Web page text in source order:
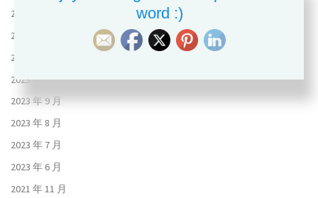
2024 年 7 月
2024 年 6 月
2023 年 11 月
2023 年 10 月
2023 年 9 月
2023 年 8 月
2023 年 7 月
2023 年 6 月
2021 年 11 月
word :)